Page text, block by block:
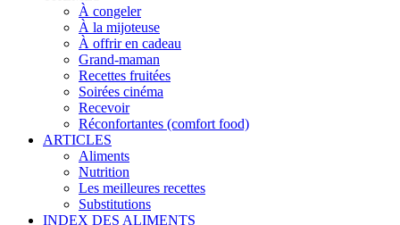
À congeler
À la mijoteuse
À offrir en cadeau
Grand-maman
Recettes fruitées
Soirées cinéma
Recevoir
Réconfortantes (comfort food)
ARTICLES
Aliments
Nutrition
Les meilleures recettes
Substitutions
INDEX DES ALIMENTS